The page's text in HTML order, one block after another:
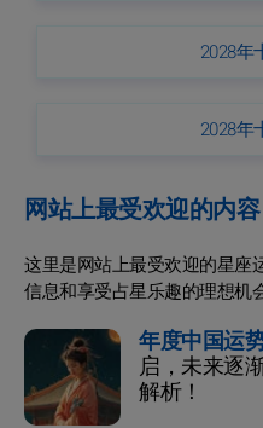
2028年
2028年
网站上最受欢迎的内容
这里是网站上最受欢迎的星座
信息和享受占星乐趣的理想机会
年度中国运
启，未来逐
解析！